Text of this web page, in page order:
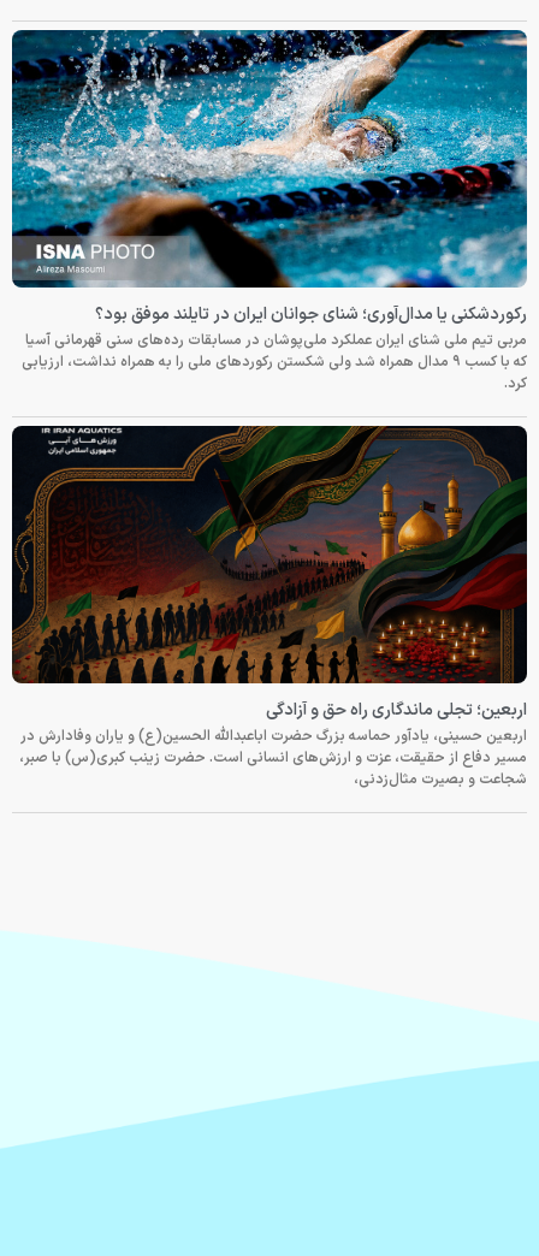
رکوردشکنی یا مدال‌آوری؛ شنای جوانان ایران در تایلند موفق بود؟
مربی تیم ملی شنای ایران عملکرد ملی‌پوشان در مسابقات رده‌های سنی قهرمانی آسیا
که با کسب ۹ مدال همراه شد ولی شکستن رکوردهای ملی را به همراه نداشت، ارزیابی
کرد.
اربعین؛ تجلی ماندگاری راه حق و آزادگی
اربعین حسینی، یادآور حماسه بزرگ حضرت اباعبدالله الحسین(ع) و یاران وفادارش در
مسیر دفاع از حقیقت، عزت و ارزش‌های انسانی است. حضرت زینب کبری(س) با صبر،
شجاعت و بصیرت مثال‌زدنی،